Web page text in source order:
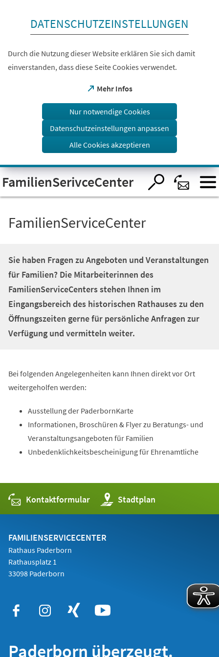
Visuelle
Assistenzsoftware
öffnen.
DATENSCHUTZEINSTELLUNGEN
Durch die Nutzung dieser Website erklären Sie sich damit
einverstanden, dass diese Seite Cookies verwendet.
Mehr Infos
(Öffnet
einem
Tab)
Nur notwendige Cookies
Datenschutzeinstellungen anpassen
Alle Cookies akzeptieren
FamilienSerivceCenter
FamilienServiceCenter
Sie haben Fragen zu Angeboten und Veranstaltungen
für Familien? Die Mitarbeiterinnen des
FamilienServiceCenters stehen Ihnen im
Eingangsbereich des historischen Rathauses zu den
Öffnungszeiten gerne für persönliche Anfragen zur
Verfügung und vermitteln weiter.
Bei folgenden Angelegenheiten kann Ihnen direkt vor Ort
weitergeholfen werden:
Ausstellung der PaderbornKarte
Informationen, Broschüren & Flyer zu Beratungs- und
Veranstaltungsangeboten für Familien
Unbedenklichkeitsbescheinigung für Ehrenamtliche
Kontaktformular Stadtplan
(Öffnet
in
einem
Tab)
FAMILIENSERVICECENTER
Rathaus Paderborn
Rathausplatz 1
33098 Paderborn
Paderborn überzeugt.